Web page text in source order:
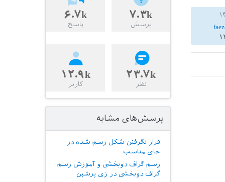
۷.۳k
پرسش
۶.۷k
پاسخ
۲۳.۷k
نظر
۱۲.۹k
کاربر
پرسش‌های مشابه
قرار نگرفتن شکل رسم شده در
جای مناسب
رسم گراف دوبخشی و آموزش رسم
گراف دوبخشی در زی پرشین